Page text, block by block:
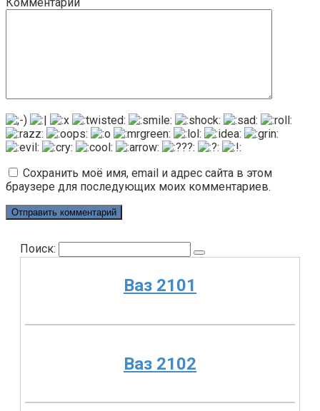
Сохранить моё имя, email и адрес сайта в этом
браузере для последующих моих комментариев.
Поиск:
Ваз 2101
Ваз 2102